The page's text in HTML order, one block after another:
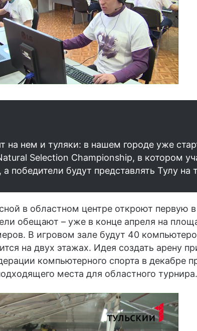
на нем и туляки: в нашем городе уже
Selection Championship, в котором
а победители будут представлять Тулу на
в областном центре откроют первую
обещают – уже в конце апреля на
В игровом зале будут 40
на двух этажах. Идея создать арену
компьютерного спорта в декабре
места для областного турнира.